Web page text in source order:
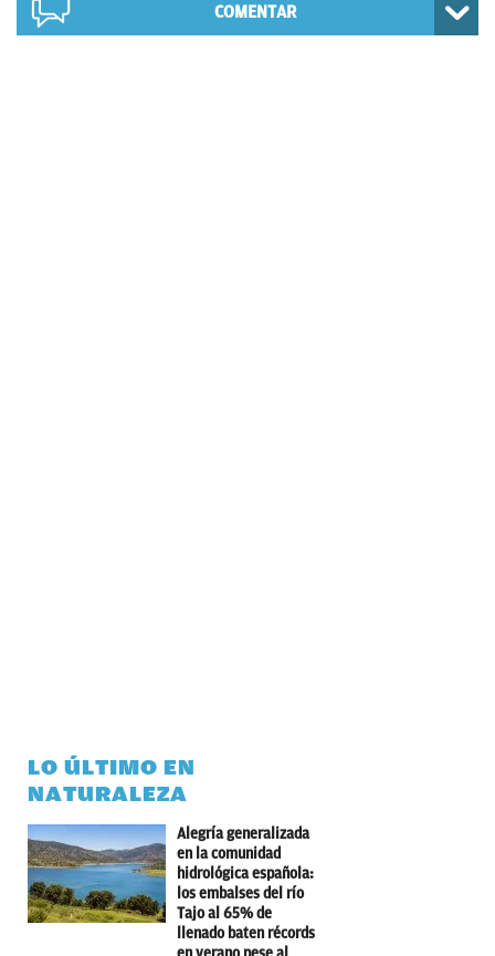
COMENTAR
LO ÚLTIMO EN
NATURALEZA
Alegría generalizada
en la comunidad
hidrológica española:
los embalses del río
Tajo al 65% de
llenado baten récords